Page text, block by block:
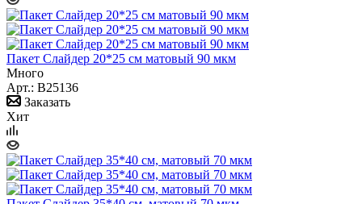
Пакет Слайдер 20*25 см матовый 90 мкм
Много
Арт.: B25136
Заказать
Хит